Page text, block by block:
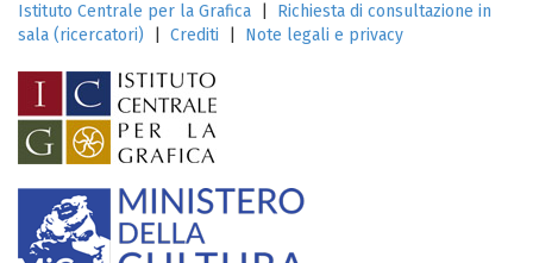
Istituto Centrale per la Grafica
Richiesta di consultazione in
sala (ricercatori)
Crediti Note legali e privacy